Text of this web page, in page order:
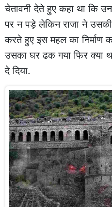
चेतावनी देते हुए कहा था कि
पर न पड़े लेकिन राजा ने
करते हुए इस महल का निर्माण
उसका घर ढक गया फिर क्या
दे दिया.